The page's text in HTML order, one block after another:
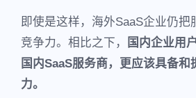
即使是这样，海外SaaS企业仍把
竞争力。相比之下，
国内企业用
国内SaaS服务商，更应该具备和
力。